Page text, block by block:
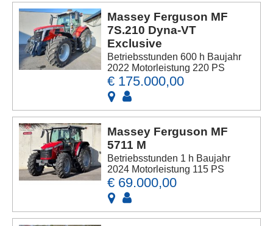
Massey Ferguson MF
7S.210 Dyna-VT
Exclusive
Betriebsstunden 600 h Baujahr
2022 Motorleistung 220 PS
€ 175.000,00
Massey Ferguson MF
5711 M
Betriebsstunden 1 h Baujahr
2024 Motorleistung 115 PS
€ 69.000,00